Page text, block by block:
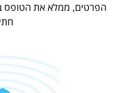
הפרטים, ממלא את הטופס